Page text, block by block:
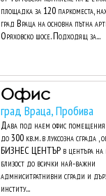
площадка за 120 паркоместа,
град Враца на основна пътна
Оряховско шосе. Подходящ за...
Офис
град Враца, Пробива
Дава под наем офис
до 300 кв.м. в луксозна сграда ,
БИЗНЕС ЦЕНТЪР в центъра на
близост до всички най-важни
адмниситратнивни сгради и
институ...